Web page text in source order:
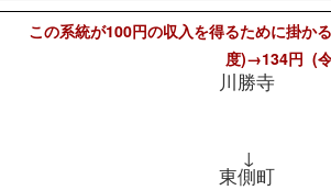
この系統が100円の収入を得るために掛か
度)→134円 (
川勝寺
↓
東側町